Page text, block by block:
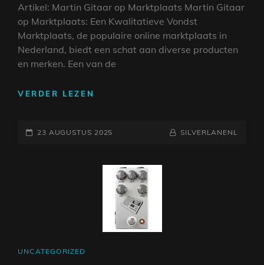
Artikel: Martin Gitaar op Marktplaats Martin Gitaar
op Marktplaats: Een Kwalitatieve Vondst
Marktplaats, de populaire online marktplaats in
Nederland, biedt een schat aan diverse producten
en merken. Een van de
VERDER LEZEN
GITAAR
VIND
PERFECTE
MATCH!
GEPLAATST
23 AUGUSTUS 2025 NAAMREGEL
BYLINE
SILVERLANENL
CAT
UNCATEGORIZED